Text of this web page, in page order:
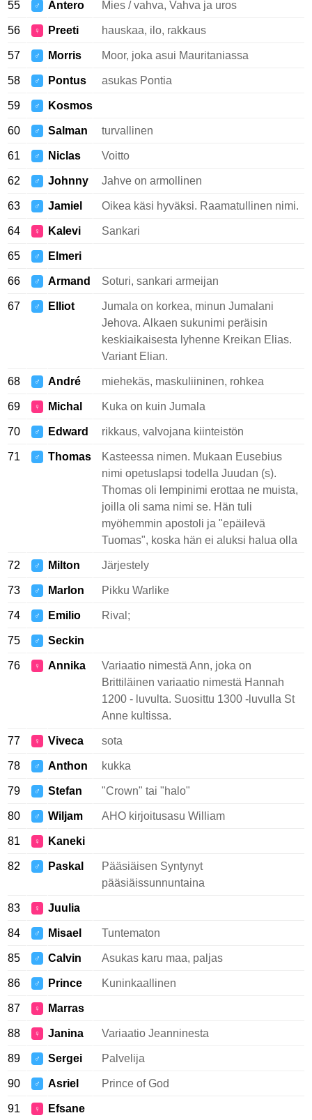
55 ♂ Antero Mies / vahva, Vahva ja uros
56 ♀ Preeti hauskaa, ilo, rakkaus
57 ♂ Morris Moor, joka asui Mauritaniassa
58 ♂ Pontus asukas Pontia
59 ♂ Kosmos
60 ♂ Salman turvallinen
61 ♂ Niclas Voitto
62 ♂ Johnny Jahve on armollinen
63 ♂ Jamiel Oikea käsi hyväksi. Raamatullinen nimi.
64 ♀ Kalevi Sankari
65 ♂ Elmeri
66 ♂ Armand Soturi, sankari armeijan
67 ♂ Elliot
Jumala on korkea, minun Jumalani
Jehova. Alkaen sukunimi peräisin
keskiaikaisesta lyhenne Kreikan Elias.
Variant Elian.
68 ♂ André miehekäs, maskuliininen, rohkea
69 ♀ Michal Kuka on kuin Jumala
70 ♂ Edward rikkaus, valvojana kiinteistön
71 ♂ Thomas
Kasteessa nimen. Mukaan Eusebius
nimi opetuslapsi todella Juudan (s).
Thomas oli lempinimi erottaa ne muista,
joilla oli sama nimi se. Hän tuli
myöhemmin apostoli ja "epäilevä
Tuomas", koska hän ei aluksi halua olla
72 ♂ Milton Järjestely
73 ♂ Marlon Pikku Warlike
74 ♂ Emilio Rival;
75 ♂ Seckin
76 ♀ Annika
Variaatio nimestä Ann, joka on
Brittiläinen variaatio nimestä Hannah
1200 - luvulta. Suosittu 1300 -luvulla St
Anne kultissa.
77 ♀ Viveca sota
78 ♂ Anthon kukka
79 ♂ Stefan "Crown" tai "halo"
80 ♂ Wiljam AHO kirjoitusasu William
81 ♀ Kaneki
82 ♂ Paskal
Pääsiäisen Syntynyt
pääsiäissunnuntaina
83 ♀ Juulia
84 ♂ Misael Tuntematon
85 ♂ Calvin Asukas karu maa, paljas
86 ♂ Prince Kuninkaallinen
87 ♀ Marras
88 ♀ Janina Variaatio Jeanninesta
89 ♂ Sergei Palvelija
90 ♂ Asriel Prince of God
91 ♀ Efsane